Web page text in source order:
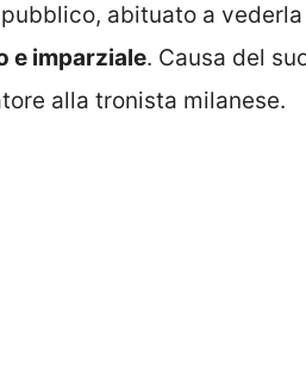
abituato a
e imparziale. Causa del
alla tronista milanese.